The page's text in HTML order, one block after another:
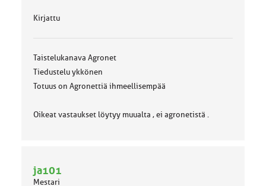
Kirjattu
Taistelukanava Agronet
Tiedustelu ykkönen
Totuus on Agronettiä ihmeellisempää
Oikeat vastaukset löytyy muualta , ei agronetistä .
ja101
Mestari